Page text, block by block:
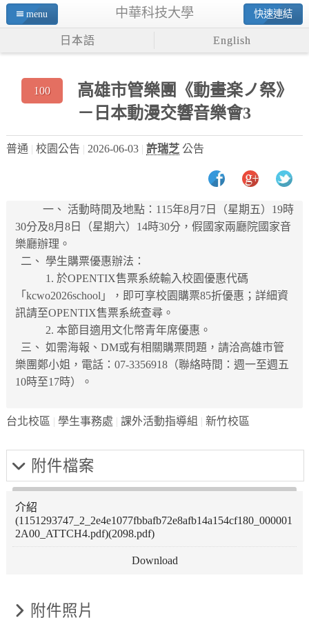
menu 中華科技大學 快速連結
日本語 English
100
高雄市管樂團《動畫楽ノ祭》
－日本動漫交響音樂會3
普通 校園公告 2026-06-03 許瑞芝公告
一、 活動時間及地點：115年8月7日（星期五）19時
30分及8月8日（星期六）14時30分，假國家兩廳院國家音
樂廳辦理。
二、 學生購票優惠辦法：
1. 於OPENTIX售票系統輸入校園優惠代碼
「kcwo2026school」，即可享校園購票85折優惠；詳細資
訊請至OPENTIX售票系統查尋。
2. 本節目適用文化幣青年席優惠。
三、 如需海報、DM或有相關購票問題，請洽高雄市管
樂團鄭小姐，電話：07-3356918（聯絡時間：週一至週五
10時至17時）。
台北校區 學生事務處 課外活動指導組 新竹校區
附件檔案
介紹
(1151293747_2_2e4e1077fbbafb72e8afb14a154cf180_000001
2A00_ATTCH4.pdf)(2098.pdf)
附件照片